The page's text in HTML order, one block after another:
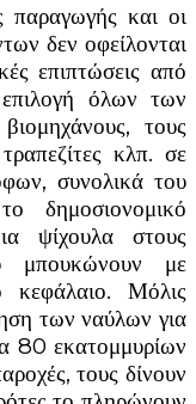
και οι
δεν οφείλονται
επιπτώσεις από
όλων των
τους
κλπ. σε
συνολικά του
δημοσιονομικό
ψίχουλα στους
μπουκώνουν με
κεφάλαιο. Μόλις
των ναύλων για
80 εκατομμυρίων
τους δίνουν